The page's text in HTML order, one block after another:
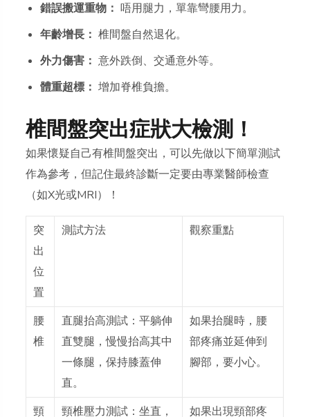
錯誤搬運重物： 唔用腿力，單靠彎腰用力。
年齡增長： 椎間盤自然退化。
外力傷害： 意外跌倒、交通意外等。
體重超標： 增加脊椎負擔。
椎間盤突出症狀大檢測！
如果懷疑自己有椎間盤突出，可以先做以下簡單測試
作為參考，但記住最終診斷一定要由專業醫師檢查
（如X光或MRI）
！
突
出
位
置
測試方法 觀察重點
腰
椎
直腿抬高測試 ：平躺伸
直雙腿，慢慢抬高其中
一條腿，保持膝蓋伸
直。
如果抬腿時，腰
部疼痛並延伸到
腳部，要小心。
頸
頸椎壓力測試 ：坐直，
如果出現頸部疼